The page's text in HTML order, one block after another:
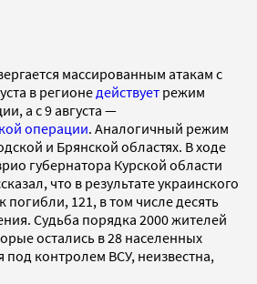
массированным атакам с
в регионе действует режим
а с 9 августа —
операции. Аналогичный режим
и Брянской областях. В ходе
губернатора Курской области
что в результате украинского
погибли, 121, в том числе десять
Судьба порядка 2000 жителей
остались в 28 населенных
под контролем ВСУ, неизвестна,